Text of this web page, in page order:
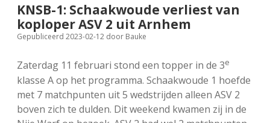
FSB: Schaakwoude I
FSB: Schaakwoude II
FSB: Schaakwoude III
Agenda
Koppelingen
Sponsoren
facebook
instagram
KNSB-1: Schaakwoude verliest van
koploper ASV 2 uit Arnhem
Gepubliceerd 2023-02-12 door Bauke
Zaterdag 11 februari stond een topper in de 3e
klasse A op het programma. Schaakwoude 1 hoefde
met 7 matchpunten uit 5 wedstrijden alleen ASV 2
boven zich te dulden. Dit weekend kwamen zij in de